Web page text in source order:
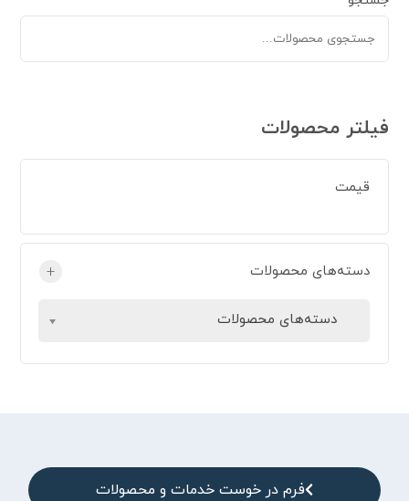
فیلتر محصولات
قیمت
دسته‌های محصولات +
دسته‌های محصولات
فرم در خوست خدمات و محصولات